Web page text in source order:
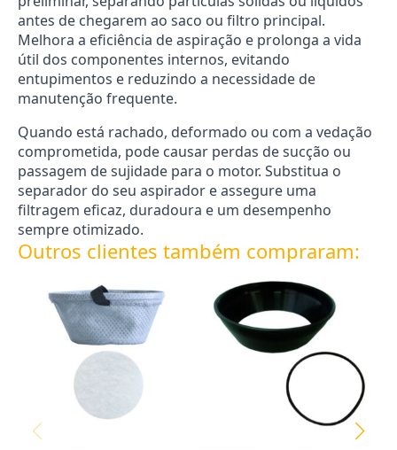
antes de chegarem ao saco ou filtro principal.
Melhora a eficiência de aspiração e prolonga a vida
útil dos componentes internos, evitando
entupimentos e reduzindo a necessidade de
manutenção frequente.
Quando está rachado, deformado ou com a vedação
comprometida, pode causar perdas de sucção ou
passagem de sujidade para o motor. Substitua o
separador do seu aspirador e assegure uma
filtragem eficaz, duradoura e um desempenho
sempre otimizado.
Outros clientes também compraram: